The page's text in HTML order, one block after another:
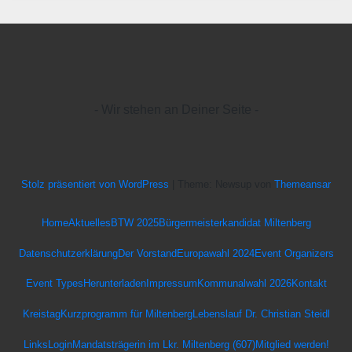
Stolz präsentiert von WordPress Themeansar
HomeAktuelles BTW 2025Bürgermeisterkandidat Miltenberg
Datenschutz­erklärungDer VorstandEuropawahl 2024Event Organizers
Event Types HerunterladenImpressum Kommunalwahl 2026Kontakt
KreistagKurzprogramm für MiltenbergLebenslauf Dr. Christian Steidl
Links LoginMandatsträgerin im Lkr. Miltenberg (607)Mitglied werden!